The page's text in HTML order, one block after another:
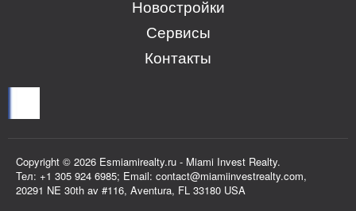
Новостройки
Сервисы
Контакты
Copyright © 2026 Esmiamirealty.ru - Miami Invest Realty.
Тел: +1 305 924 6985; Email: contact@miamiinvestrealty.com,
20291 NE 30th av #116, Aventura, FL 33180 USA